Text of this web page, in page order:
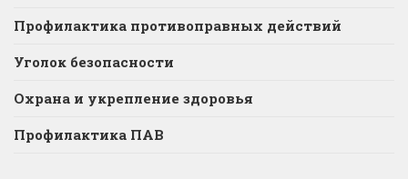
Профилактика противоправных действий
Уголок безопасности
Охрана и укрепление здоровья
Профилактика ПАВ